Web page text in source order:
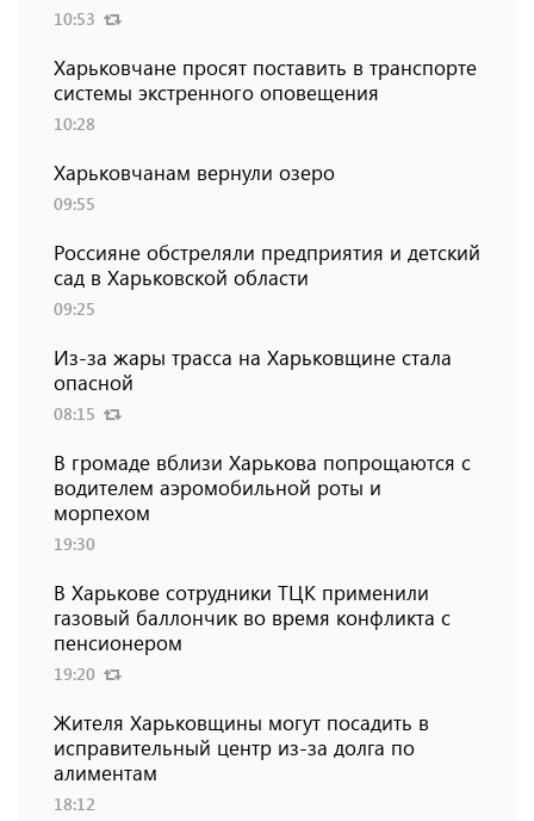
10:53
Харьковчане просят поставить в транспорте
системы экстренного оповещения
10:28
Харьковчанам вернули озеро
09:55
Россияне обстреляли предприятия и детский
сад в Харьковской области
09:25
Из-за жары трасса на Харьковщине стала
опасной
08:15
В громаде вблизи Харькова попрощаются с
водителем аэромобильной роты и
морпехом
19:30
В Харькове сотрудники ТЦК применили
газовый баллончик во время конфликта с
пенсионером
19:20
Жителя Харьковщины могут посадить в
исправительный центр из-за долга по
алиментам
18:12